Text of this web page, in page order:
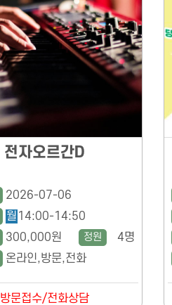
방문접수/전화상담
전자오르간D
2026-07-06
월 14:00-14:50
300,000원 정원 4명
온라인,방문,전화